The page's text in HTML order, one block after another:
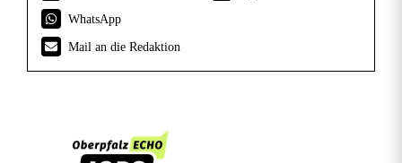
WhatsApp
Mail an die Redaktion